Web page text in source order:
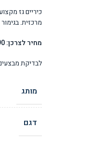
מרכזית.
מחיר לצרכן: ₪6,190
לבדיקת
מותג
דגם